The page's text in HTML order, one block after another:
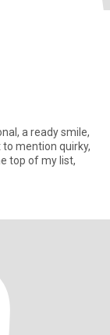
a ready smile,
mention quirky,